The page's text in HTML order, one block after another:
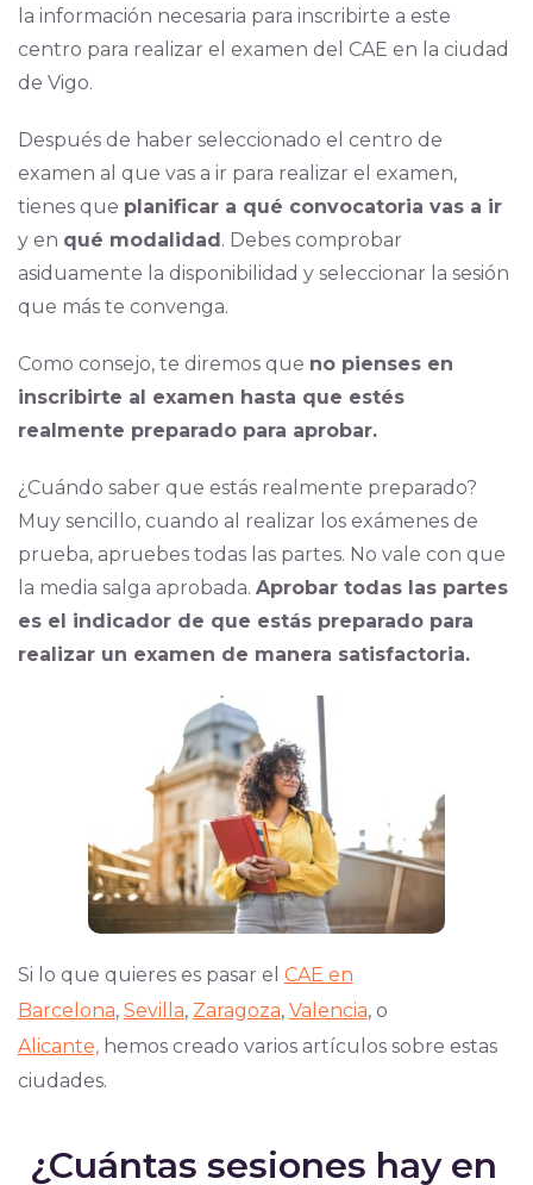
la información necesaria para inscribirte a este
centro para realizar el examen del CAE en la ciudad
de Vigo.
Después de haber seleccionado el centro de
examen al que vas a ir para realizar el examen,
tienes que planificar a qué convocatoria vas a ir
y en qué modalidad. Debes comprobar
asiduamente la disponibilidad y seleccionar la sesión
que más te convenga.
Como consejo, te diremos que no pienses en
inscribirte al examen hasta que estés
realmente preparado para aprobar.
¿Cuándo saber que estás realmente preparado?
Muy sencillo, cuando al realizar los exámenes de
prueba, apruebes todas las partes. No vale con que
la media salga aprobada. Aprobar todas las partes
es el indicador de que estás preparado para
realizar un examen de manera satisfactoria.
Si lo que quieres es pasar el CAE en
Barcelona, Sevilla, Zaragoza, Valencia, o
Alicante,hemos creado varios artículos sobre estas
ciudades.
¿Cuántas sesiones hay en